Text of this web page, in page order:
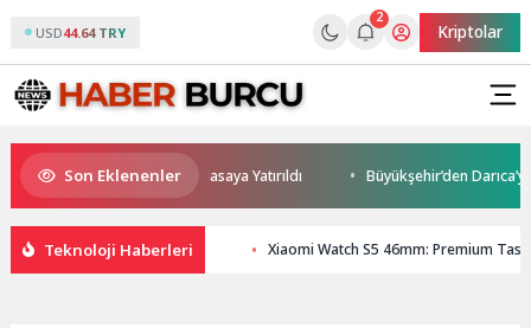
USD44.64 TRY
2
Kriptolar
Son Eklenenler
Yatırım Potansiyeli Masaya Yatırıldı Büyükşehir’den Darıca’ya
Teknoloji Haberleri Xiaomi Watch S5 46mm: Premium